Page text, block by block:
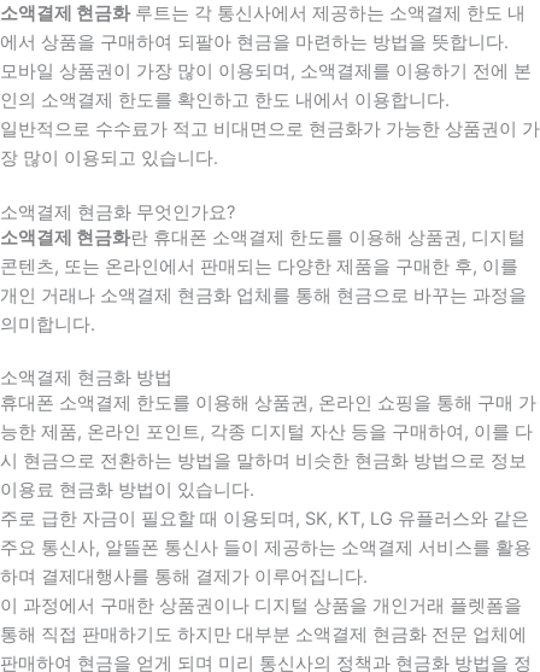
소액결제 현금화루트는 각 통신사에서 제공하는 소액결제 한도 내
에서 상품을 구매하여 되팔아 현금을 마련하는 방법을 뜻합니다.
모바일 상품권이 가장 많이 이용되며, 소액결제를 이용하기 전에 본
인의 소액결제 한도를 확인하고 한도 내에서 이용합니다.
일반적으로 수수료가 적고 비대면으로 현금화가 가능한 상품권이 가
장 많이 이용되고 있습니다.
소액결제 현금화 무엇인가요?
소액결제 현금화란 휴대폰 소액결제 한도를 이용해 상품권, 디지털
콘텐츠, 또는 온라인에서 판매되는 다양한 제품을 구매한 후, 이를
개인 거래나 소액결제 현금화 업체를 통해 현금으로 바꾸는 과정을
의미합니다.
소액결제 현금화 방법
휴대폰 소액결제 한도를 이용해 상품권, 온라인 쇼핑을 통해 구매 가
능한 제품, 온라인 포인트, 각종 디지털 자산 등을 구매하여, 이를 다
시 현금으로 전환하는 방법을 말하며 비슷한 현금화 방법으로 정보
이용료 현금화 방법이 있습니다.
주로 급한 자금이 필요할 때 이용되며, SK, KT, LG 유플러스와 같은
주요 통신사, 알뜰폰 통신사 들이 제공하는 소액결제 서비스를 활용
하며 결제대행사를 통해 결제가 이루어집니다.
이 과정에서 구매한 상품권이나 디지털 상품을 개인거래 플렛폼을
통해 직접 판매하기도 하지만 대부분 소액결제 현금화 전문 업체에
판매하여 현금을 얻게 되며 미리 통신사의 정책과 현금화 방법을 정